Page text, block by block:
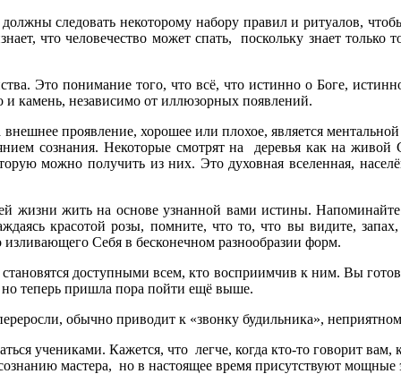
следовать некоторому набору правил и ритуалов,
что человечество может спать, поскольку знает
Это понимание того, что всё, что истинно о Боге,
и камень, независимо от иллюзорных появлений.
проявление, хорошее или плохое, является
сознания. Некоторые смотрят на деревья как на живой
можно получить из них. Это духовная вселенная,
жизни жить на основе узнанной вами истины.
красотой розы, помните, что то, что вы видите,
Себя в бесконечном разнообразии форм.
доступными всем, кто восприимчив к ним. Вы
теперь пришла пора пойти ещё выше.
обычно приводит к «звонку будильника»,
учениками. Кажется, что легче, когда кто-то говорит
мастера, но в настоящее время присутствуют